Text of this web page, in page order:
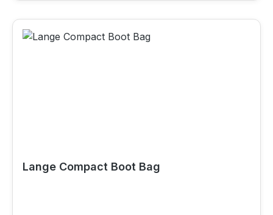
Lange Compact Boot Bag